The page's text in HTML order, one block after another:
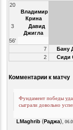
20
Владимир
Крина
3
Давид
Джигла
56'
7
Бану
2
Сиди
Комментарии к матчу
Фундамент победы
сыграли довольно
LMaghrib(Раджа),